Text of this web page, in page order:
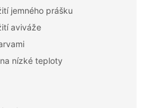
jemného prášku
aviváže
nízké teploty